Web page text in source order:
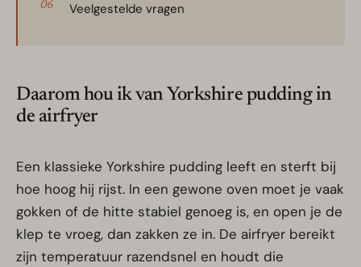
Veelgestelde vragen
Daarom hou ik van Yorkshire pudding in
de airfryer
Een klassieke Yorkshire pudding leeft en sterft bij
hoe hoog hij rijst. In een gewone oven moet je vaak
gokken of de hitte stabiel genoeg is, en open je de
klep te vroeg, dan zakken ze in. De airfryer bereikt
zijn temperatuur razendsnel en houdt die